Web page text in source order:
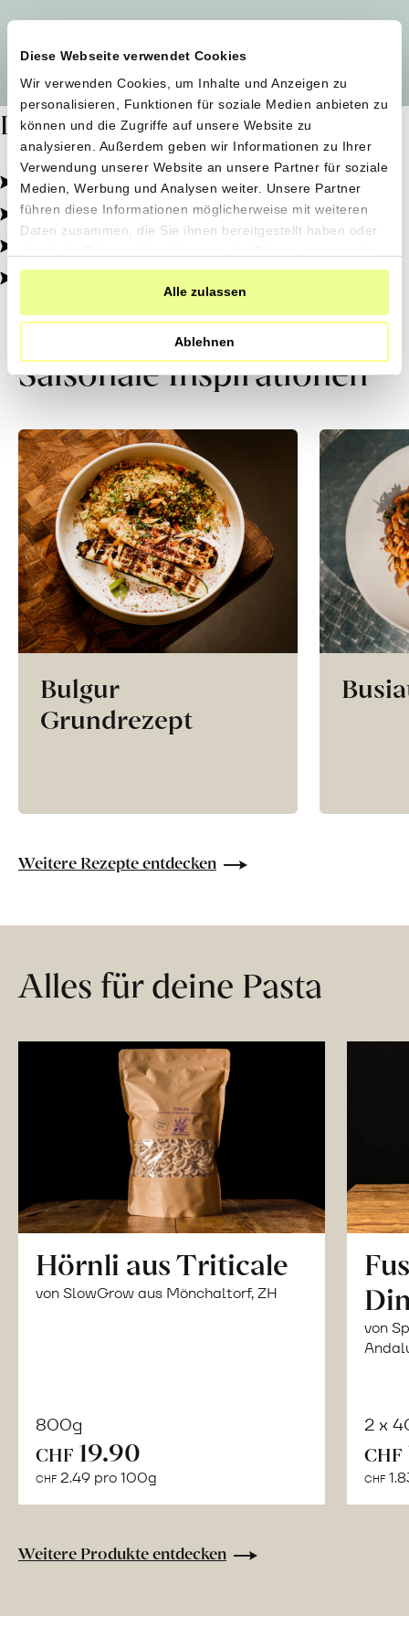
Diese Webseite verwendet Cookies
Wir verwenden Cookies, um Inhalte und Anzeigen zu
personalisieren, Funktionen für soziale Medien anbieten zu
können und die Zugriffe auf unsere Website zu
analysieren. Außerdem geben wir Informationen zu Ihrer
Verwendung unserer Website an unsere Partner für soziale
Medien, Werbung und Analysen weiter. Unsere Partner
führen diese Informationen möglicherweise mit weiteren
Daten zusammen, die Sie ihnen bereitgestellt haben oder
haben.
Alle zulassen
Ablehnen
Dafür stehen wir
Pestizidfrei angebaut, schonend verarbeitet.
Natürliche Zutaten, echter Geschmack.
Von kleinen Höfen, direkt zu dir.
100% transparent, 0% Zusatzstoffe.
Saisonale Inspirationen
Bulgur
Grundrezept
Weitere Rezepte entdecken
Alles für deine Pasta
Hörnli aus Triticale
von SlowGrow aus Mönchaltorf, ZH
800g
CHF 19.90
CHF 2.49 pro 100g
von
2 x
CHF
CHF
Weitere Produkte entdecken